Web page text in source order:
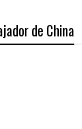
de China